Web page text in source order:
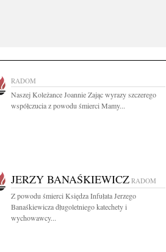
RADOM
Naszej Koleżance Joannie Zając wyrazy szczerego
współczucia z powodu śmierci Mamy...
JERZY BANAŚKIEWICZ RADOM
Z powodu śmierci Księdza Infułata Jerzego
Banaśkiewicza długoletniego katechety i
wychowawcy...